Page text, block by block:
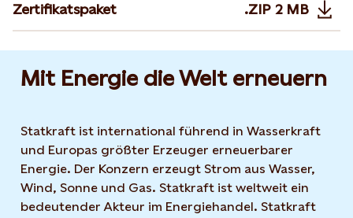
Zertifikatspaket .ZIP 2 MB
Opens in
Mit Energie die Welt erneuern
Statkraft ist international führend in Wasserkraft
und Europas größter Erzeuger erneuerbarer
Energie. Der Konzern erzeugt Strom aus Wasser,
Wind, Sonne und Gas. Statkraft ist weltweit ein
bedeutender Akteur im Energiehandel. Statkraft